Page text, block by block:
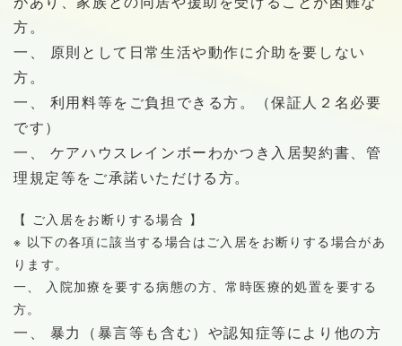
方。
一、 原則として日常生活や動作に介助を要しない
方。
一、 利用料等をご負担できる方。（保証人２名必要
です）
一、 ケアハウスレインボーわかつき入居契約書、管
理規定等をご承諾いただける方。
【 ご入居をお断りする場合 】
※ 以下の各項に該当する場合はご入居をお断りする場合があ
ります。
一、 入院加療を要する病態の方、常時医療的処置を要する
方。
一、 暴力（暴言等も含む）や認知症等により他の方